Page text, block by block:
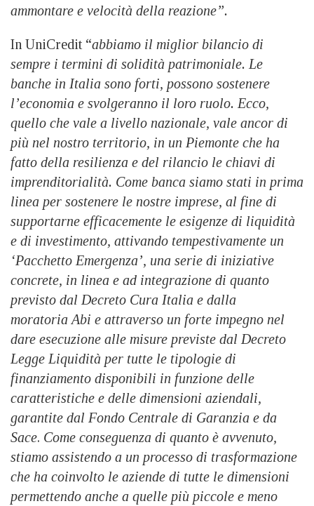
ammontare e velocità della reazione”.
In UniCredit “abbiamo il miglior bilancio di
sempre i termini di solidità patrimoniale. Le
banche in Italia sono forti, possono sostenere
l’economia e svolgeranno il loro ruolo. Ecco,
quello che vale a livello nazionale, vale ancor di
più nel nostro territorio, in un Piemonte che ha
fatto della resilienza e del rilancio le chiavi di
imprenditorialità. Come banca siamo stati in prima
linea per sostenere le nostre imprese, al fine di
supportarne efficacemente le esigenze di liquidità
e di investimento, attivando tempestivamente un
‘Pacchetto Emergenza’, una serie di iniziative
concrete, in linea e ad integrazione di quanto
previsto dal Decreto Cura Italia e dalla
moratoria Abi e attraverso un forte impegno nel
dare esecuzione alle misure previste dal Decreto
Legge Liquidità per tutte le tipologie di
finanziamento disponibili in funzione delle
caratteristiche e delle dimensioni aziendali,
garantite dal Fondo Centrale di Garanzia e da
Sace. Come conseguenza di quanto è avvenuto,
stiamo assistendo a un processo di trasformazione
che ha coinvolto le aziende di tutte le dimensioni
permettendo anche a quelle più piccole e meno